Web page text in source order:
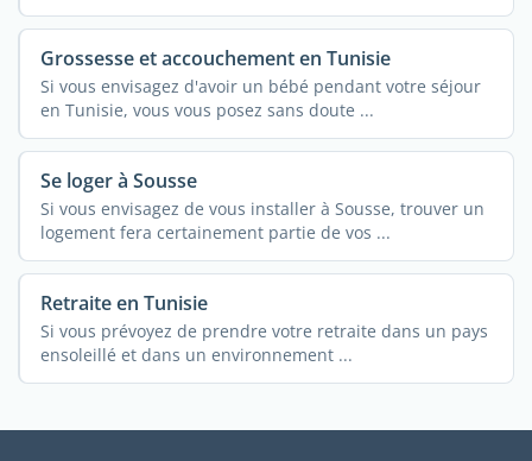
Grossesse et accouchement en Tunisie
Si vous envisagez d'avoir un bébé pendant votre séjour
en Tunisie, vous vous posez sans doute ...
Se loger à Sousse
Si vous envisagez de vous installer à Sousse, trouver un
logement fera certainement partie de vos ...
Retraite en Tunisie
Si vous prévoyez de prendre votre retraite dans un pays
ensoleillé et dans un environnement ...